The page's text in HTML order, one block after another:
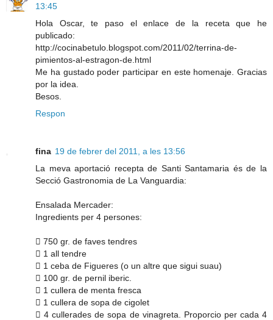
13:45
Hola Oscar, te paso el enlace de la receta que he
publicado:
http://cocinabetulo.blogspot.com/2011/02/terrina-de-
pimientos-al-estragon-de.html
Me ha gustado poder participar en este homenaje. Gracias
por la idea.
Besos.
Respon
fina 19 de febrer del 2011, a les 13:56
La meva aportació recepta de Santi Santamaria és de la
Secció Gastronomia de La Vanguardia:
Ensalada Mercader:
Ingredients per 4 persones:
 750 gr. de faves tendres
 1 all tendre
 1 ceba de Figueres (o un altre que sigui suau)
 100 gr. de pernil iberic.
 1 cullera de menta fresca
 1 cullera de sopa de cigolet
 4 cullerades de sopa de vinagreta. Proporcio per cada 4